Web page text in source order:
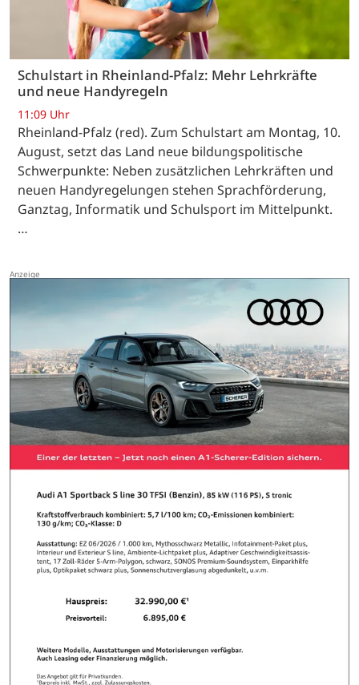
Schulstart in Rheinland-Pfalz: Mehr Lehrkräfte
und neue Handyregeln
11:09 Uhr
Rheinland-Pfalz (red). Zum Schulstart am Montag, 10.
August, setzt das Land neue bildungspolitische
Schwerpunkte: Neben zusätzlichen Lehrkräften und
neuen Handyregelungen stehen Sprachförderung,
Ganztag, Informatik und Schulsport im Mittelpunkt.
…